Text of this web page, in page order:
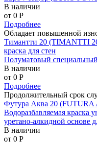
В наличии
от 0 P
Подробнее
Обладает повышенной
Тимантти 20 (TIMANTTI
краска для стен
Полуматовый
В наличии
от 0 P
Подробнее
Продолжительный срок
Футура Аква 20 (FUTURA
Водоразбавляемая краска
уретано-алкидной основе
В наличии
от 0 P